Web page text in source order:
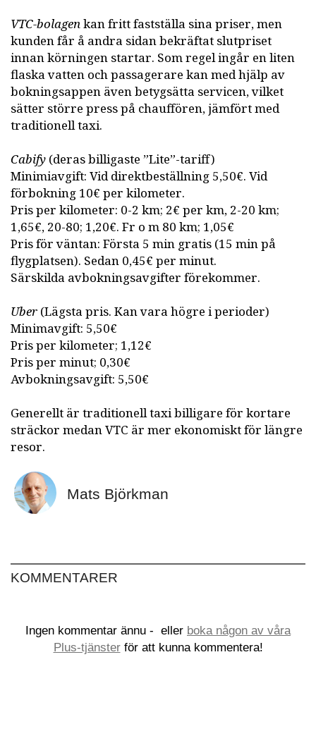
VTC-bolagenkan fritt fastställa sina priser, men
kunden får å andra sidan bekräftat slutpriset
innan körningen startar. Som regel ingår en liten
flaska vatten och passagerare kan med hjälp av
bokningsappen även betygsätta servicen, vilket
sätter större press på chauffören, jämfört med
traditionell taxi.
Cabify (deras billigaste ”Lite”-tariff)
Minimiavgift: Vid direktbeställning 5,50€. Vid
förbokning 10€ per kilometer.
Pris per kilometer: 0-2 km; 2€ per km, 2-20 km;
1,65€, 20-80; 1,20€. Fr o m 80 km; 1,05€
Pris för väntan: Första 5 min gratis (15 min på
flygplatsen). Sedan 0,45€ per minut.
Särskilda avbokningsavgifter förekommer.
Uber (Lägsta pris. Kan vara högre i perioder)
Minimavgift: 5,50€
Pris per kilometer; 1,12€
Pris per minut; 0,30€
Avbokningsavgift: 5,50€
Generellt är traditionell taxi billigare för kortare
sträckor medan VTC är mer ekonomiskt för längre
resor.
Mats Björkman
KOMMENTARER
Ingen kommentar ännu - eller boka någon av våra
Plus-tjänsterför att kunna kommentera!